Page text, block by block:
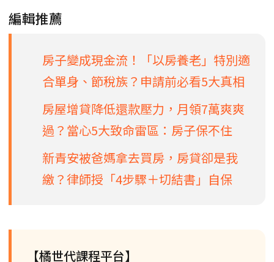
編輯推薦
房子變成現金流！「以房養老」特別適
合單身、節稅族？申請前必看5大真相
房屋增貸降低還款壓力，月領7萬爽爽
過？當心5大致命雷區：房子保不住
新青安被爸媽拿去買房，房貸卻是我
繳？律師授「4步驟＋切結書」自保
【橘世代課程平台】